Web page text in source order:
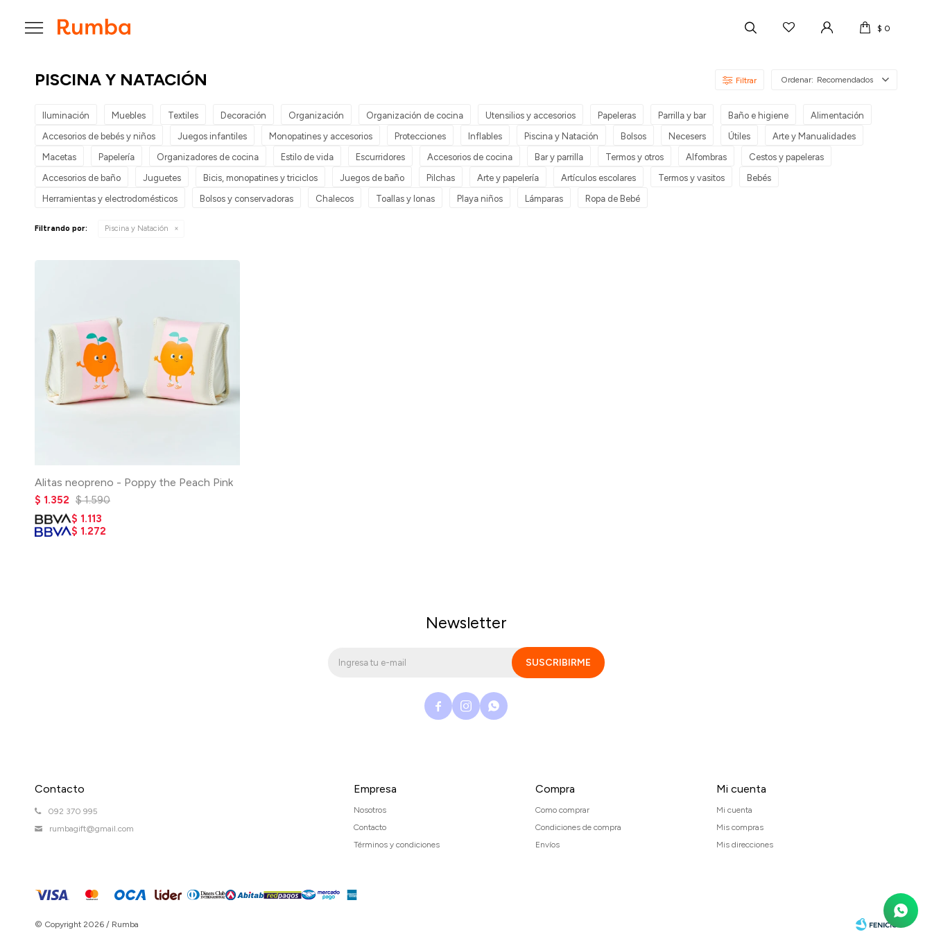
$ 0

PISCINA Y NATACIÓN Recomendados
Iluminación Muebles Textiles Decoración Organización Organización de cocina Utensilios y accesorios Papeleras Parrilla y bar Baño e higiene
Alimentación
Accesorios de bebés y niños
Juegos infantiles Monopatines y accesorios Protecciones Inflables Piscina y Natación Bolsos Necesers Útiles
Arte y Manualidades
Macetas
Papelería Organizadores de cocina Estilo de vida Escurridores Accesorios de cocina Bar y parrilla Termos y otros Alfombras
Cestos y papeleras
Accesorios de baño
Juguetes Bicis, monopatines y triciclos Juegos de baño Pilchas Arte y papelería Artículos escolares Termos y vasitos
Bebés
Herramientas y electrodomésticos
Bolsos y conservadoras Chalecos Toallas y lonas Playa niños Lámparas Ropa de Bebé
Filtrando por: Piscina y Natación
Alitas neopreno - Poppy the Peach Pink
$ 1.352 $ 1.590
$ 1.113
$ 1.272
Contacto
092 370 995
rumbagift@gmail.com
Empresa
Nosotros
Contacto
Términos y condiciones
Compra
Como comprar
Condiciones de compra
Envíos
Mi cuenta
Mi cuenta
Mis compras
Mis direcciones
Newsletter
SUSCRIBIRME
  
© Copyright 2026 / Rumba